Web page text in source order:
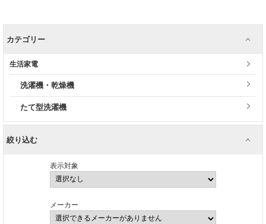
カテゴリー
生活家電
洗濯機・乾燥機
たて型洗濯機
絞り込む
表示対象
メーカー